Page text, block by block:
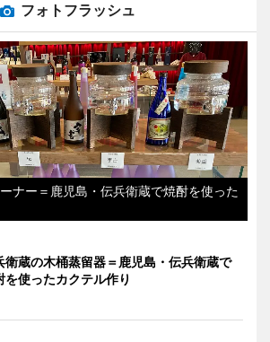
フォトフラッシュ
ナー＝鹿児島・伝兵衛蔵で焼酎を使った
衛蔵の木桶蒸留器＝鹿児島・伝兵衛蔵で
を使ったカクテル作り